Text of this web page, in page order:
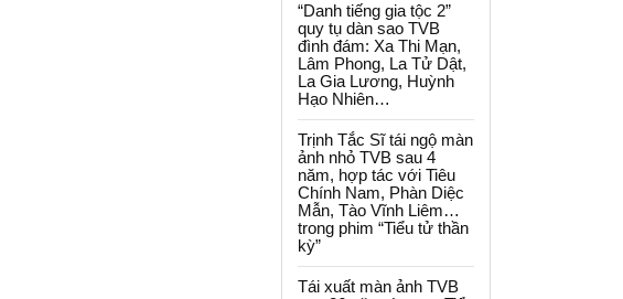
“Danh tiếng gia tộc 2”
quy tụ dàn sao TVB
đình đám: Xa Thi Mạn,
Lâm Phong, La Tử Dật,
La Gia Lương, Huỳnh
Hạo Nhiên…
Trịnh Tắc Sĩ tái ngộ màn
ảnh nhỏ TVB sau 4
năm, hợp tác với Tiêu
Chính Nam, Phàn Diệc
Mẫn, Tào Vĩnh Liêm…
trong phim “Tiểu tử thần
kỳ”
Tái xuất màn ảnh TVB